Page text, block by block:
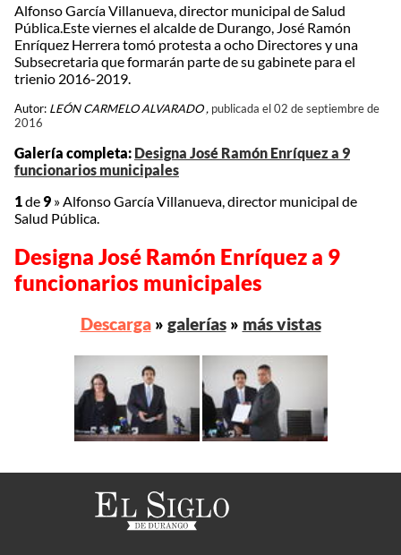
Alfonso García Villanueva, director municipal de Salud
Pública.Este viernes el alcalde de Durango, José Ramón
Enríquez Herrera tomó protesta a ocho Directores y una
Subsecretaria que formarán parte de su gabinete para el
trienio 2016-2019.
Autor: LEÓN CARMELO ALVARADO , publicada el 02 de septiembre de
2016
Galería completa: Designa José Ramón Enríquez a 9
funcionarios municipales
1 de 9 » Alfonso García Villanueva, director municipal de
Salud Pública.
Designa José Ramón Enríquez a 9
funcionarios municipales
Descarga» galerías» más vistas